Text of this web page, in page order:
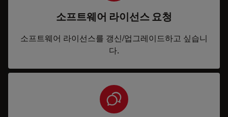
소프트웨어 라이선스 요청
소프트웨어 라이선스를 갱신/업그레이드하고 싶습니
다.